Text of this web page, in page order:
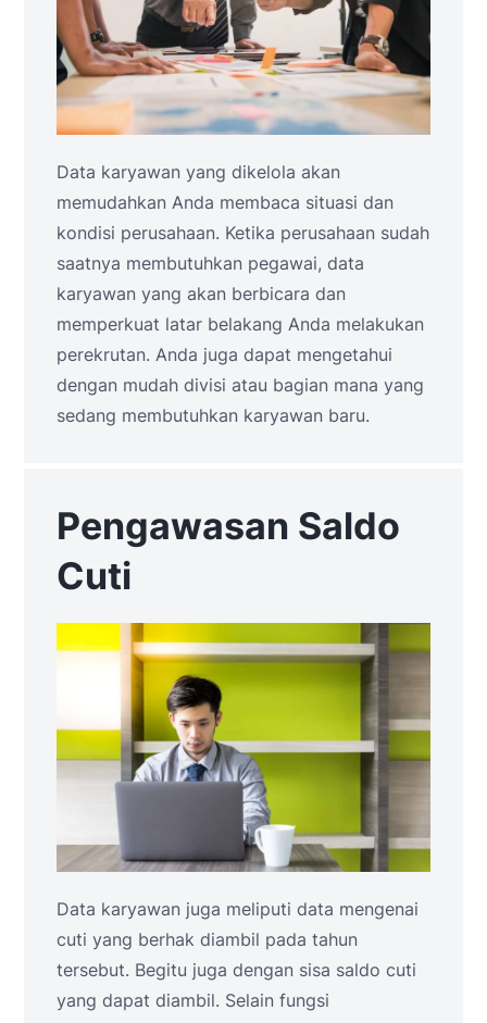
Data karyawan yang dikelola akan
memudahkan Anda membaca situasi dan
kondisi perusahaan. Ketika perusahaan sudah
saatnya membutuhkan pegawai, data
karyawan yang akan berbicara dan
memperkuat latar belakang Anda melakukan
perekrutan. Anda juga dapat mengetahui
dengan mudah divisi atau bagian mana yang
sedang membutuhkan karyawan baru.
Pengawasan Saldo
Cuti
Data karyawan juga meliputi data mengenai
cuti yang berhak diambil pada tahun
tersebut. Begitu juga dengan sisa saldo cuti
yang dapat diambil. Selain fungsi